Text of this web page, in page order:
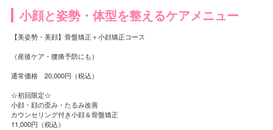
小顔と姿勢・体型を整えるケアメニュー
【美姿勢・美顔】骨盤矯正＋小顔矯正コース
（産後ケア・腰痛予防にも）
通常価格 20,000円（税込）
☆初回限定☆
小顔・顔の歪み・たるみ改善
カウンセリング付き小顔＆骨盤矯正
11,000円（税込）